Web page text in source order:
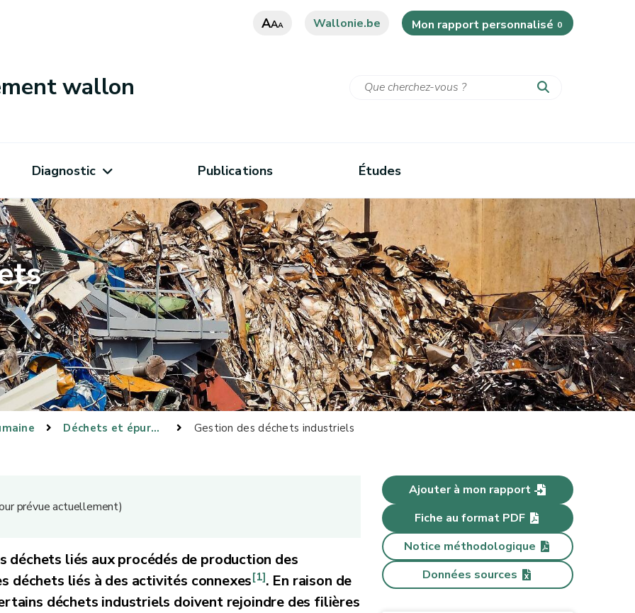
AAA Wallonie.be Mon rapport personnalisé 0
wallon
Diagnostic Publications Études
Déchets et épuration Gestion des déchets industriels
prévue actuellement)
déchets liés aux procédés de production des
déchets liés à des activités connexes[1]. En raison de
déchets industriels doivent rejoindre des filières
Ajouter à mon rapport
Fiche au format PDF
Notice méthodologique
Données sources